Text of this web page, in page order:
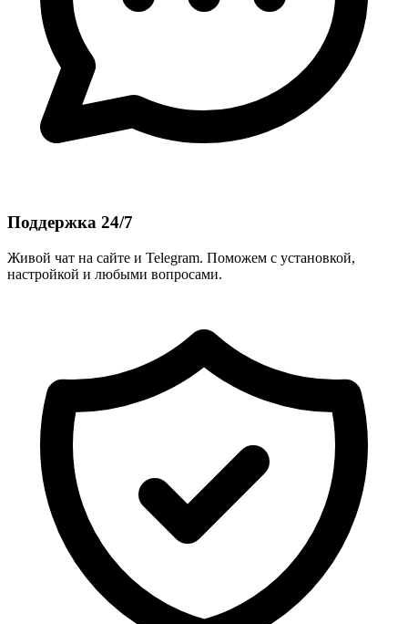
Поддержка 24/7
Живой чат на сайте и Telegram. Поможем с установкой,
настройкой и любыми вопросами.